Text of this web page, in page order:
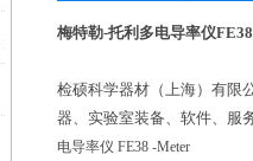
梅特勒-托利多电导率仪
检硕科学器材（上海）有限
器、实验室装备、软件、服
电导率仪 FE38 -Meter